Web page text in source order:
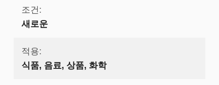
조건:
새로운
적용:
식품, 음료, 상품, 화학